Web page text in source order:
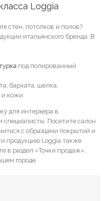
Loggia
стен, потолков и полов?
итальянского бренда. В
под полированный
бархата, шелка,
и кожи.
для интерьера в
специалисты. Посетите салон
с образцами покрытий и
продукцию Loggia также
в раздел «Точки продаж»,
городе.